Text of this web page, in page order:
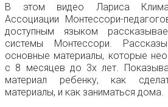
В этом видео Лариса
Ассоциации Монтессори-
доступным языком
системы Монтессори.
основные материалы, которые
с 8 месяцев до 3х лет.
материал ребенку, как
материалы, и как заниматься дома.